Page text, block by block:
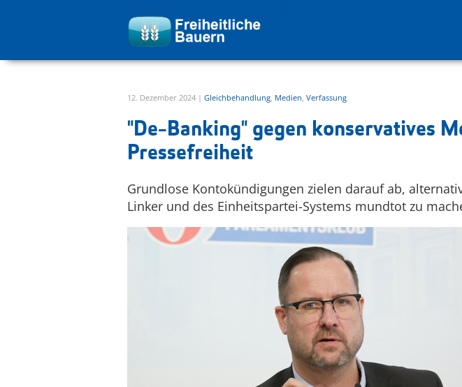
zur Hauptnavigation springen
12. Dezember 2024 | Gleichbehandlung, Medien, Verfassung
"De-Banking" gegen konservatives
Pressefreiheit
Grundlose Kontokündigungen zielen darauf ab,
Linker und des Einheitspartei-Systems mundtot zu